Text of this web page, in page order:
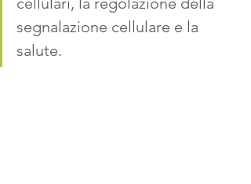
segnalazione cellulare e la
salute.